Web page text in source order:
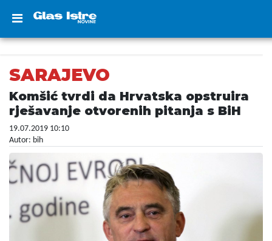
SARAJEVO
Komšić tvrdi da Hrvatska opstruira
rješavanje otvorenih pitanja s BiH
19.07.2019 10:10
Autor: bih